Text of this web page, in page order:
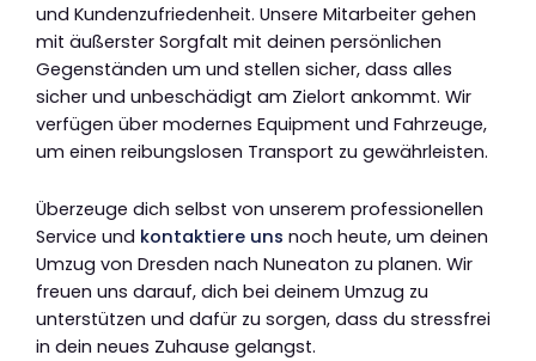
und Kundenzufriedenheit. Unsere Mitarbeiter gehen
mit äußerster Sorgfalt mit deinen persönlichen
Gegenständen um und stellen sicher, dass alles
sicher und unbeschädigt am Zielort ankommt. Wir
verfügen über modernes Equipment und Fahrzeuge,
um einen reibungslosen Transport zu gewährleisten.
Überzeuge dich selbst von unserem professionellen
Service und kontaktiere uns noch heute, um deinen
Umzug von Dresden nach Nuneaton zu planen. Wir
freuen uns darauf, dich bei deinem Umzug zu
unterstützen und dafür zu sorgen, dass du stressfrei
in dein neues Zuhause gelangst.